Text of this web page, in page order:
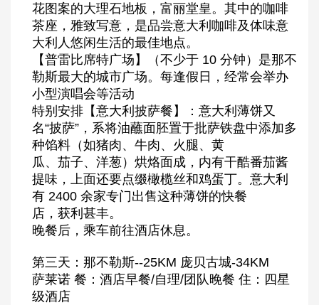
花图案的大理石地板，富丽堂皇。其中的咖啡
茶座，雅致写意，是品尝意大利咖啡及体味意
大利人悠闲生活的最佳地点。
【普雷比席特广场】（不少于 10 分钟）是那不
勒斯最大的城市广场。每逢假日，经常会举办
小型演唱会等活动
特别安排【意大利披萨餐】：意大利薄饼又
名“披萨”，系将油蘸面胚置于批萨铁盘中添加多
种馅料（如猪肉、牛肉、火腿、黄
瓜、茄子、洋葱）烘烙面成，内有干酷番茄酱
提味，上面还要点缀橄榄丝和鸡蛋丁。意大利
有 2400 余家专门出售这种薄饼的快餐
店，获利甚丰。
晚餐后，乘车前往酒店休息。
第三天：那不勒斯--25KM 庞贝古城-34KM
萨莱诺 餐：酒店早餐/自理/团队晚餐 住：四星
级酒店